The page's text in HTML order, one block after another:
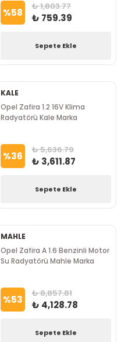
%58 ₺ 1,803.77
₺ 759.39
Sepete Ekle
KALE
Opel Zafira 1.2 16V Klima
Radyatörü Kale Marka
%36 ₺ 5,636.79
₺ 3,611.87
Sepete Ekle
MAHLE
Opel Zafira A 1.6 Benzinli Motor
Su Radyatörü Mahle Marka
%53 ₺ 8,857.81
₺ 4,128.78
Sepete Ekle